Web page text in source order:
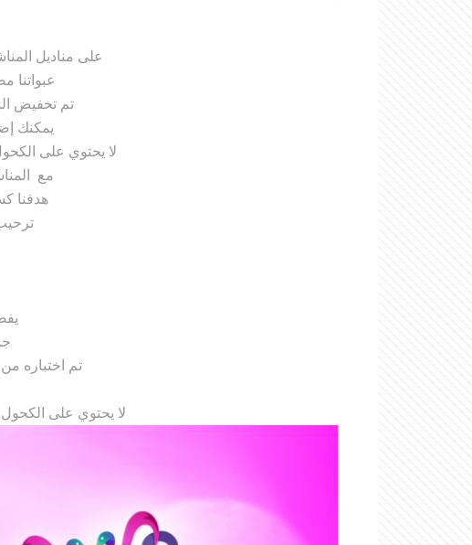
على مناديل
تم تخفيض
يمكنك
لا يحتوي على
مع
هدفنا
تم اختباره
لا يحتوي على الكحول